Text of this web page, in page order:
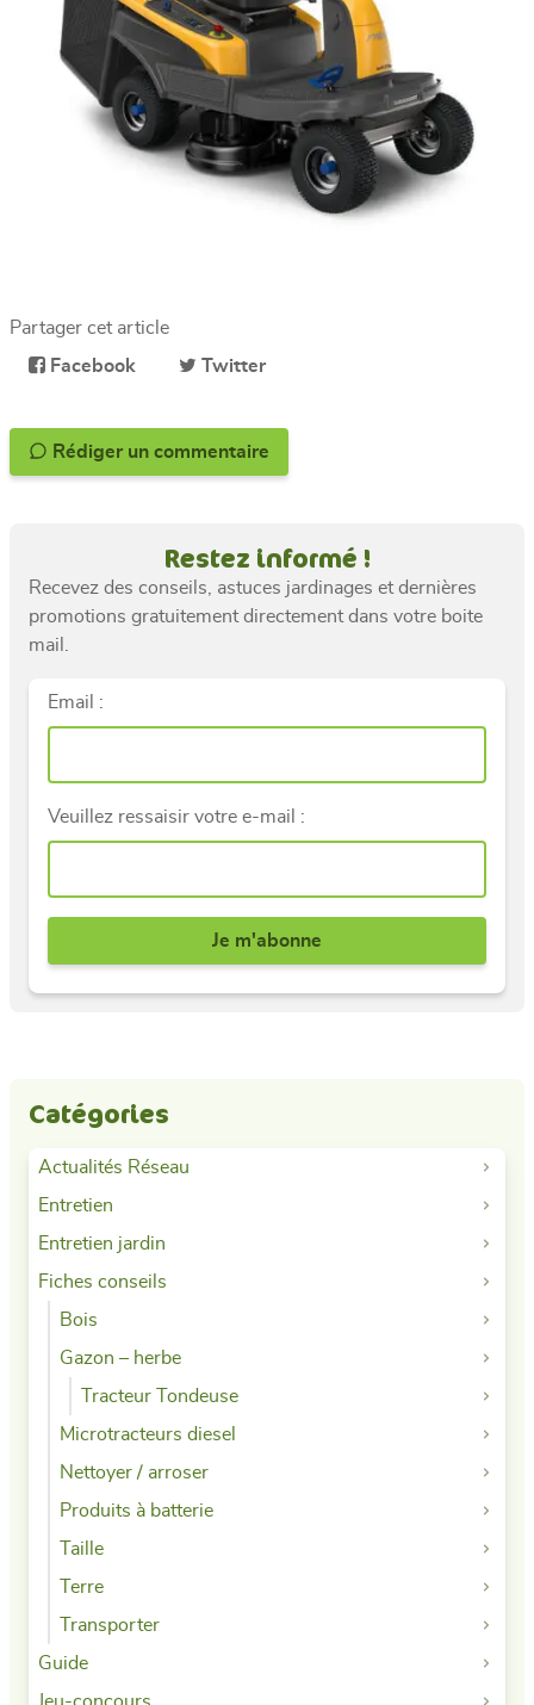
Partager cet article
Facebook
Twitter
Rédiger un commentaire
Restez informé !
Recevez des conseils, astuces jardinages et dernières
promotions gratuitement directement dans votre boite
mail.
Email :
Veuillez ressaisir votre e-mail :
Catégories
Actualités Réseau
Entretien
Entretien jardin
Fiches conseils
Bois
Gazon – herbe
Tracteur Tondeuse
Microtracteurs diesel
Nettoyer / arroser
Produits à batterie
Taille
Terre
Transporter
Guide
Jeu-concours